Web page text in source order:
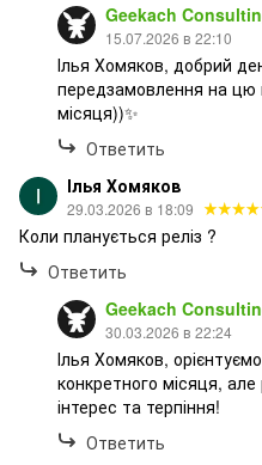
Geekach
15.07.2026 в 22:10
Ілья Хомяков, добрий
передзамовлення на цю
місяця))✨
Ответить
Ілья Хомяков
29.03.2026 в 18:09
Коли планується реліз ?
Ответить
Geekach
30.03.2026 в 22:24
Ілья Хомяков,
конкретного місяця,
інтерес та терпіння!
Ответить